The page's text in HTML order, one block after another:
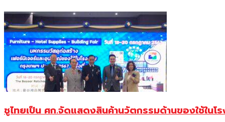
ชูไทยเป็น ศก.จัดแสดงสินค้านวัตกรรมด้านของใช้ใน